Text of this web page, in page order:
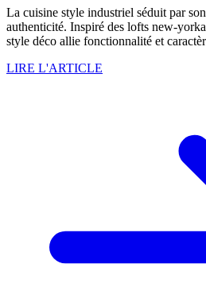
La cuisine style industriel séduit par
authenticité. Inspiré des lofts new-
style déco allie fonctionnalité et
LIRE L'ARTICLE